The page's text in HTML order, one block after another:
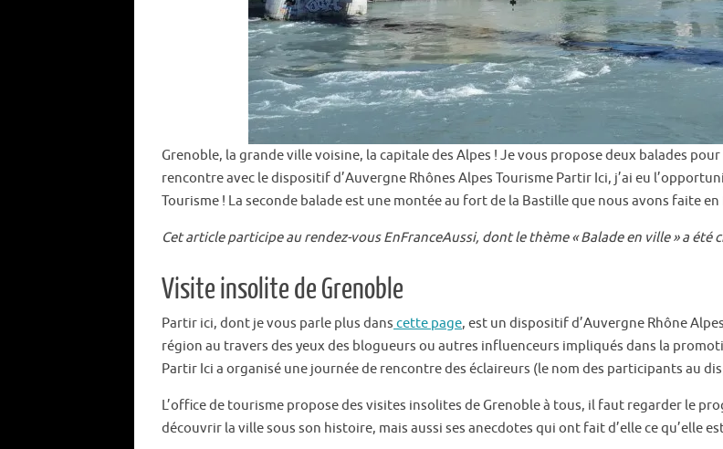
Grenoble, la grande ville voisine, la capitale des Alpes ! Je vous propose deux balades
rencontre avec le dispositif d’Auvergne Rhônes Alpes Tourisme Partir Ici, j’ai eu
Tourisme ! La seconde balade est une montée au fort de la Bastille que nous avons faite
Cet article participe au rendez-vous EnFranceAussi, dont le thème « Balade en ville » a été
Visite insolite de Grenoble
Partir ici, dont je vous parle plus dans cette page, est un dispositif d’Auvergne Rhône
région au travers des yeux des blogueurs ou autres influenceurs impliqués dans la
Partir Ici a organisé une journée de rencontre des éclaireurs (le nom des participants au
L’office de tourisme propose des visites insolites de Grenoble à tous, il faut regarder le
découvrir la ville sous son histoire, mais aussi ses anecdotes qui ont fait d’elle ce qu’elle